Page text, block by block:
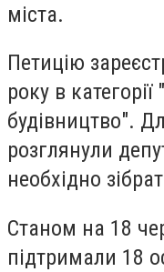
міста.
Петицію
року в
будівництво".
розглянули
необхідно
Станом на 18
підтримали 18